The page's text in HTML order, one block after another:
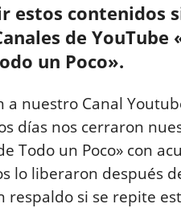
estos contenidos
de YouTube
un Poco».
nuestro Canal
días nos cerraron
Todo un Poco» con
lo liberaron después
respaldo si se repite